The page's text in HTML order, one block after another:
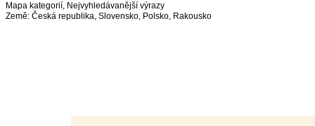
Mapa kategorií, Nejvyhledávanější výrazy
Země: Česká republika, Slovensko, Polsko, Rakousko